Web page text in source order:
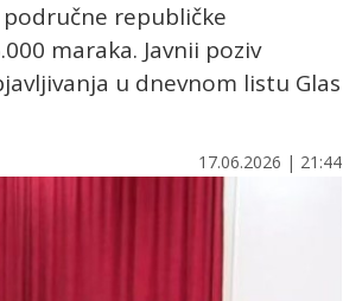
republičke
maraka. Javnii poziv
u dnevnom listu Glas
17.06.2026 | 21:44